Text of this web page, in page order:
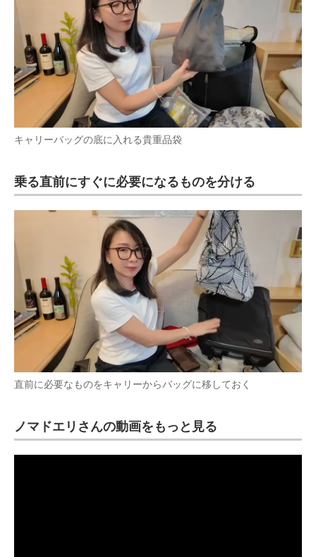
キャリーバッグの底に入れる貴重品袋
乗る直前にすぐに必要になるものを分ける
直前に必要なものをキャリーからバッグに移しておく
ノマドエリさんの動画をもっと見る